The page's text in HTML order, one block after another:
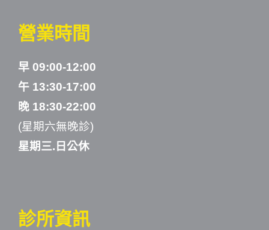
營業時間
早 09:00-12:00
午 13:30-17:00
晚 18:30-22:00
(星期六無晚診)
星期三.日公休
診所資訊